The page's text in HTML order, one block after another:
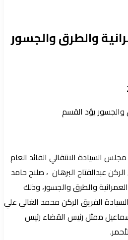
والطرق والجسور
والجسور يؤد القسم
السيادة الانتقالي القائد العام
عبدالفتاح البرهان ، صلاح حامد
والطرق والجسور، وذلك
الفريق الركن محمد الغالي علي
ممثل رئيس القضاء رئيس